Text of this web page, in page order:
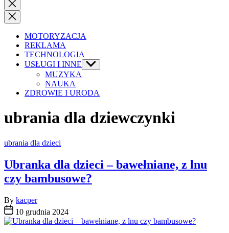
Close
search
Close
Menu
MOTORYZACJA
REKLAMA
TECHNOLOGIA
USŁUGI I INNE Show
sub
MUZYKA
NAUKA
ZDROWIE I URODA
ubrania dla dziewczynki
Categories
ubrania dla dzieci
Ubranka dla dzieci – bawełniane, z lnu
czy bambusowe?
By kacper
10 grudnia 2024